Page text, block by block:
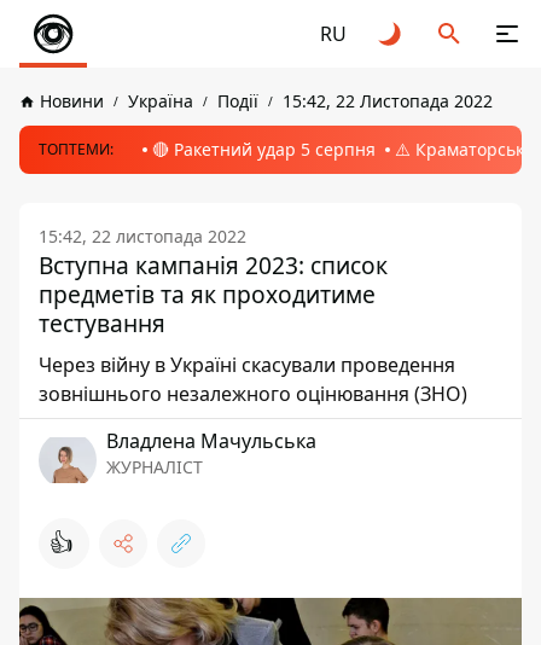
RU
Новини Україна Події 15:42, 22 Листопада 2022
ТОПТЕМИ: 🔴 Ракетний удар 5 серпня ⚠️ Краматорськ,
15:42, 22 листопада 2022
Вступна кампанія 2023: список
предметів та як проходитиме
тестування
Через війну в Україні скасували проведення
зовнішнього незалежного оцінювання (ЗНО)
Владлена Мачульська
ЖУРНАЛІСТ
👍